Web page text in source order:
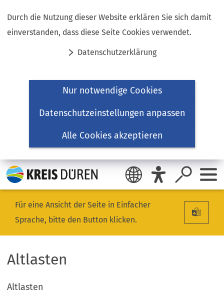
Durch die Nutzung dieser Website erklären Sie sich damit
einverstanden, dass diese Seite Cookies verwendet.
Datenschutzerklärung
Nur notwendige Cookies
Datenschutzeinstellungen anpassen
Alle Cookies akzeptieren
Inhalt anspringen
Für eine Ansicht der Seite in Einfacher
Sprache, bitte den Button klicken.
Altlasten
Altlasten